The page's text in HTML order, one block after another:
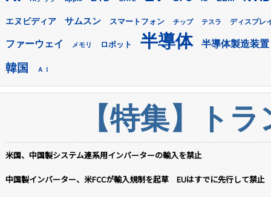
エヌビディア サムスン スマートフォン チップ テスラ ディスプレ
ファーウェイ メモリ ロボット 半導体 半導体製造装置
韓国 ＡＩ
【特集】ト
米国、中国製システム連系用インバーターの輸入を禁止
中国製インバーター、米FCCが輸入規制を起草 EUはすでに先行して禁止